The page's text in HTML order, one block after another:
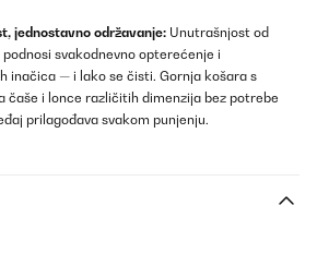
jednostavno održavanje: Unutrašnjost od
svakodnevno opterećenje i
inačica — i lako se čisti. Gornja košara s
čaše i lonce različitih dimenzija bez potrebe
prilagođava svakom punjenju.